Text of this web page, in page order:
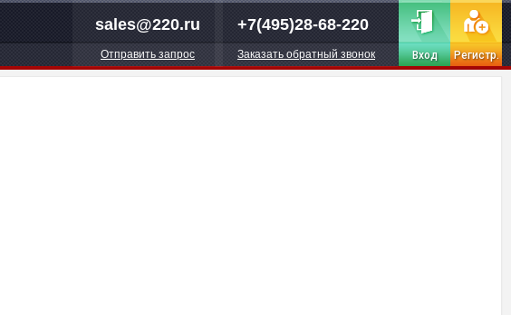
sales@220.ru
Отправить запрос
+7(495)28-68-220
Заказать обратный звонок Вход Регистр.